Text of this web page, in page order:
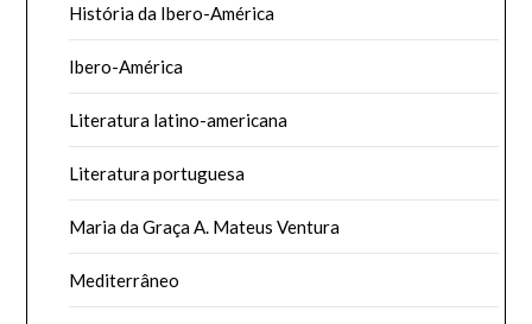
História da Ibero-América
Ibero-América
Literatura latino-americana
Literatura portuguesa
Maria da Graça A. Mateus Ventura
Mediterrâneo